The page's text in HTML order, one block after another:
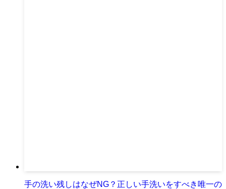
手の洗い残しはなぜNG？正しい手洗いをすべき唯一の